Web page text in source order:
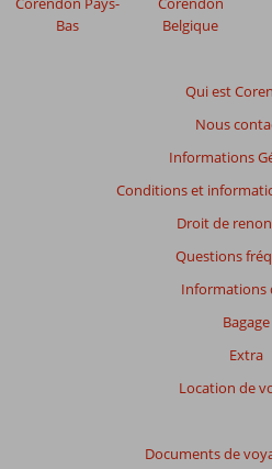
plus
Qui est
Nous
Informations
Conditions et
Droit de
Questions
Informations
Bagage
Extra
Location de
Documents de
Bas
Belgique